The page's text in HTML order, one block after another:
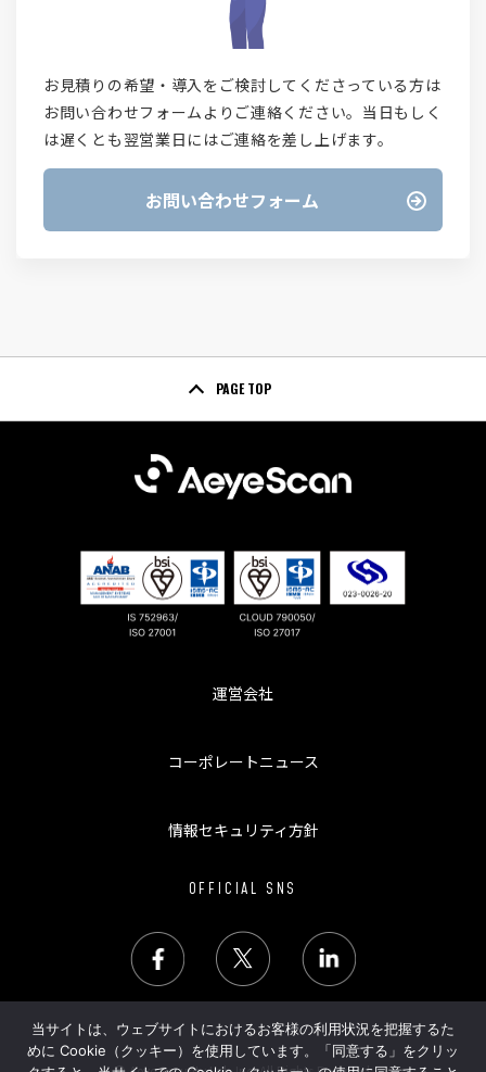
お見積りの希望・導入をご検討してくださっている方は
お問い合わせフォームよりご連絡ください。当日もしく
は遅くとも翌営業日にはご連絡を差し上げます。
お問い合わせフォーム
PAGE TOP
運営会社
コーポレートニュース
情報セキュリティ方針
OFFICIAL SNS
当サイトは、ウェブサイトにおけるお客様の利用状況を把握するた
めに Cookie（クッキー）を使用しています。「同意する」をクリッ